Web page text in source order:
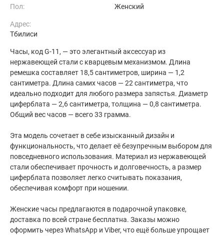
Пол: Женский
Адрес:
Тбилиси
Часы, код G-11, — это элегантный аксессуар из
нержавеющей стали с кварцевым механизмом. Длина
ремешка составляет 18,5 сантиметров, ширина — 1,2
сантиметра. Длина самих часов — 22 сантиметра, что
идеально подходит для любого размера запястья. Диаметр
циферблата — 2,6 сантиметра, толщина — 0,8 сантиметра.
Общий вес часов — всего 33 грамма.
Эта модель сочетает в себе изысканный дизайн и
функциональность, что делает её безупречным выбором для
повседневного использования. Материал из нержавеющей
стали обеспечивает прочность и долговечность, а размер
циферблата позволяет легко считывать показания,
обеспечивая комфорт при ношении.
Женские часы предлагаются в подарочной упаковке,
доставка по всей стране бесплатна. Заказы можно
оформить через WhatsApp и Viber, что ещё больше упрощает